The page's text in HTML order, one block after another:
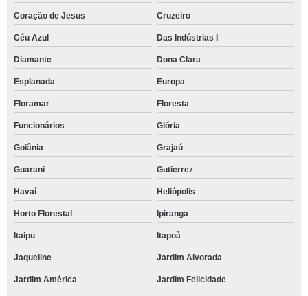
Coração de Jesus Cruzeiro
Céu Azul Das Indústrias I
Diamante Dona Clara
Esplanada Europa
Floramar Floresta
Funcionários Glória
Goiânia Grajaú
Guarani Gutierrez
Havaí Heliópolis
Horto Florestal Ipiranga
Itaipu Itapoã
Jaqueline Jardim Alvorada
Jardim América Jardim Felicidade